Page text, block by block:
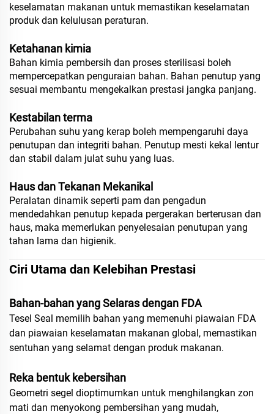
keselamatan makanan untuk memastikan keselamatan
produk dan kelulusan peraturan.
Ketahanan kimia
Bahan kimia pembersih dan proses sterilisasi boleh
mempercepatkan penguraian bahan. Bahan penutup yang
sesuai membantu mengekalkan prestasi jangka panjang.
Kestabilan terma
Perubahan suhu yang kerap boleh mempengaruhi daya
penutupan dan integriti bahan. Penutup mesti kekal lentur
dan stabil dalam julat suhu yang luas.
Haus dan Tekanan Mekanikal
Peralatan dinamik seperti pam dan pengadun
mendedahkan penutup kepada pergerakan berterusan dan
haus, maka memerlukan penyelesaian penutupan yang
tahan lama dan higienik.
Ciri Utama dan Kelebihan Prestasi
Bahan-bahan yang Selaras dengan FDA
Tesel Seal memilih bahan yang memenuhi piawaian FDA
dan piawaian keselamatan makanan global, memastikan
sentuhan yang selamat dengan produk makanan.
Reka bentuk kebersihan
Geometri segel dioptimumkan untuk menghilangkan zon
mati dan menyokong pembersihan yang mudah,